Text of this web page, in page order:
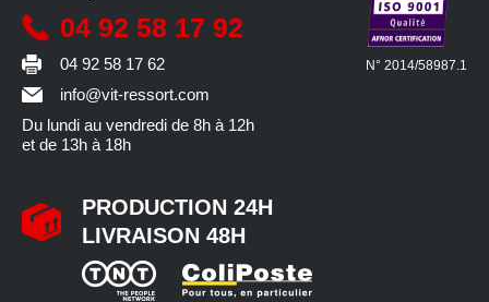
N° 2014/58987.1
04 92 58 17 92
04 92 58 17 62
info@vit-ressort.com
Du lundi au vendredi de 8h à 12h
et de 13h à 18h
PRODUCTION 24H
LIVRAISON 48H